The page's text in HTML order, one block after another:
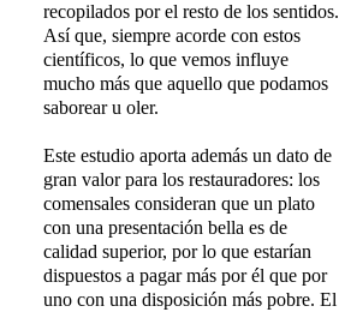
recopilados por el resto de los sentidos.
Así que, siempre acorde con estos
científicos, lo que vemos influye
mucho más que aquello que podamos
saborear u oler.
Este estudio aporta además un dato de
gran valor para los restauradores: los
comensales consideran que un plato
con una presentación bella es de
calidad superior, por lo que estarían
dispuestos a pagar más por él que por
uno con una disposición más pobre. El